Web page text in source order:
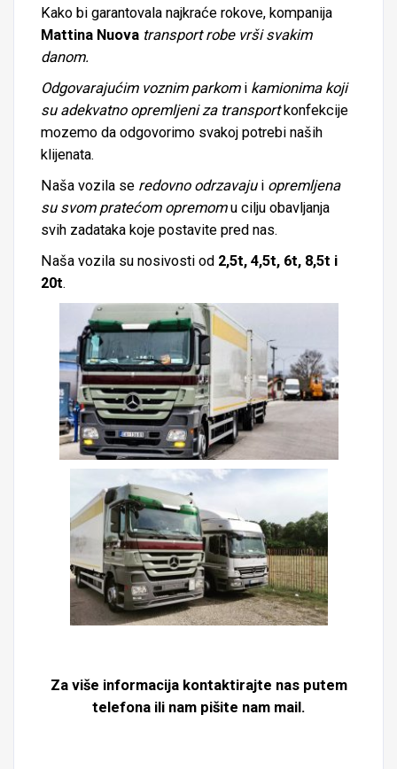
Kako bi garantovala najkraće rokove, kompanija
Mattina Nuova transport robe vrši svakim
danom.
Odgovarajućim voznim parkomi kamionima koji
su adekvatno opremljeni za transportkonfekcije
mozemo da odgovorimo svakoj potrebi naših
klijenata.
Naša vozila se redovno odrzavajui opremljena
su svom pratećom opremomu cilju obavljanja
svih zadataka koje postavite pred nas.
Naša vozila su nosivosti od 2,5t, 4,5t, 6t, 8,5t i
20t.
Za više informacija kontaktirajte nas putem
telefona ili nam pišite nam mail.